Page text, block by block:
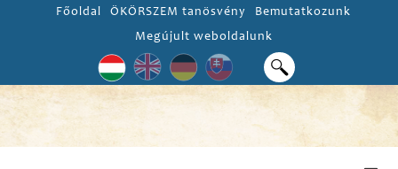
Főoldal ÖKÖRSZEM tanösvény
Bemutatkozunk
Megújult weboldalunk